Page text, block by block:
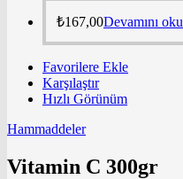
₺167,00Devamını oku
Favorilere Ekle
Karşılaştır
Hızlı Görünüm
Hammaddeler
Vitamin C 300gr